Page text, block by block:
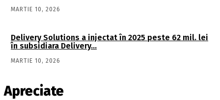
MARTIE 10, 2026
Delivery Solutions a injectat în 2025 peste 62 mil. lei
în subsidiara Delivery…
MARTIE 10, 2026
Apreciate